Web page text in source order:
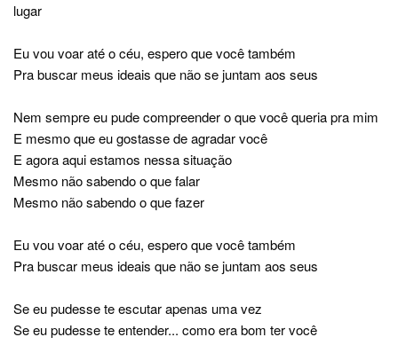
lugar
Eu vou voar até o céu, espero que você também
Pra buscar meus ideais que não se juntam aos seus
Nem sempre eu pude compreender o que você queria pra mim
E mesmo que eu gostasse de agradar você
E agora aqui estamos nessa situação
Mesmo não sabendo o que falar
Mesmo não sabendo o que fazer
Eu vou voar até o céu, espero que você também
Pra buscar meus ideais que não se juntam aos seus
Se eu pudesse te escutar apenas uma vez
Se eu pudesse te entender... como era bom ter você